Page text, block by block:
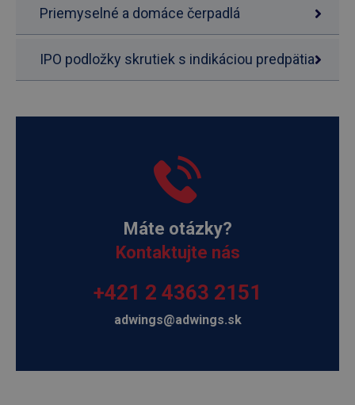
Priemyselné a domáce čerpadlá
IPO podložky skrutiek s indikáciou predpätia
Máte otázky?
Kontaktujte nás
+421 2 4363 2151
adwings@adwings.sk